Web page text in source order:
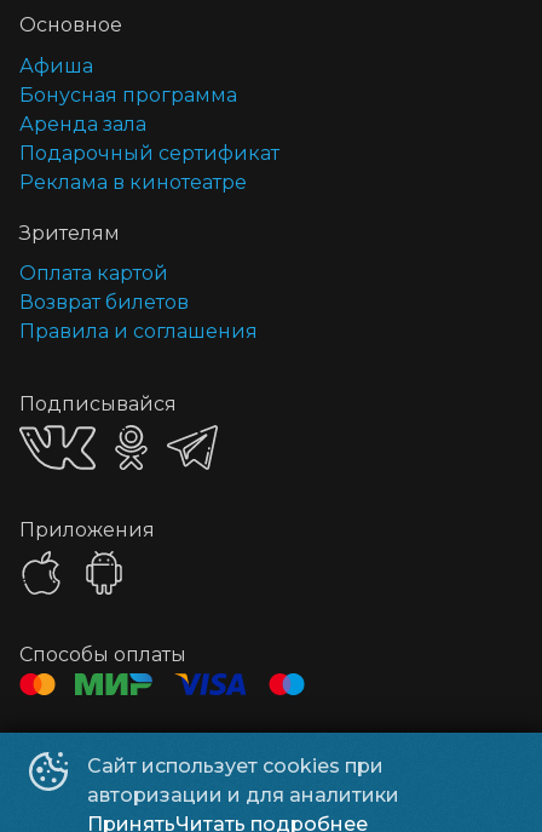
Сайт использует cookies при
авторизации и для аналитики
ПринятьЧитать подробнее
Основное
Афиша
Бонусная программа
Аренда зала
Подарочный сертификат
Реклама в кинотеатре
Зрителям
Оплата картой
Возврат билетов
Правила и соглашения
Подписывайся
Приложения
Способы оплаты
Администратор +7 922 543-48-25
Реклама t.me/kosmos_reklama56